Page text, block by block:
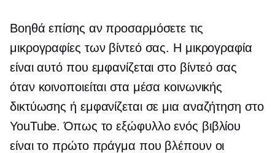
Βοηθά επίσης αν προσαρμόσετε τις
μικρογραφίες των βίντεό σας. Η μικρογραφία
είναι αυτό που εμφανίζεται στο βίντεό σας
όταν κοινοποιείται στα μέσα κοινωνικής
δικτύωσης ή εμφανίζεται σε μια αναζήτηση στο
YouTube. Όπως το εξώφυλλο ενός βιβλίου
είναι το πρώτο πράγμα που βλέπουν οι